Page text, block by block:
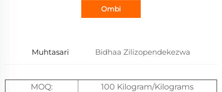
Ombi
Muhtasari Bidhaa Zilizopendekezwa
MOQ:
100 Kilogram/Kilograms